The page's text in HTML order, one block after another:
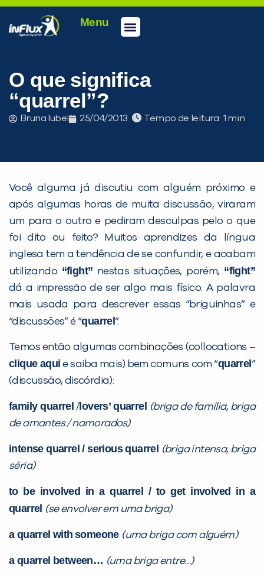
Menu
O que significa
“quarrel”?
Bruna Iubel 25/04/2013 Tempo de leitura:
Você alguma já discutiu com alguém próximo e
após algumas horas de muita discussão, viraram
um para o outro e pediram desculpas pelo o que
foi dito ou feito? Muitos aprendizes da língua
inglesa tem a tendência de se confundir, e acabam
utilizando “fight” nestas situações, porém, “fight”
dá a impressão de ser algo mais físico. A palavra
mais usada para descrever essas “briguinhas” e
“discussões” é “quarrel ”.
Temos então algumas combinações (collocations –
clique aqui e saiba mais) bem comuns com “quarrel ”
(discussão, discórdia):
family quarrel /lovers’ quarrel
(briga de família, briga
de amantes / namorados)
intense quarrel / serious quarrel
(briga intensa, briga
séria)
to be involved in a quarrel / to get involved in a
quarrel (se envolver em uma briga)
a quarrel with someone (uma briga com alguém)
a quarrel between… (uma briga entre…)
PEÇA UMA DEMONSTRAÇÃO DE MÉTODO
Desculpe!
Não encontramos nenhuma unidade
inFlux nesta cidade ou bairro que
você digitou.
já vamos te colocar em contato